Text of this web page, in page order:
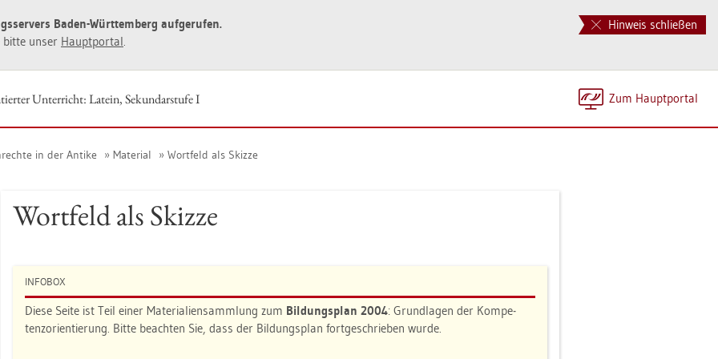
Hinweis schließen
Baden-Würt­tem­berg auf­ge­ru­fen.
bitte unser Haupt­por­tal.
Zum Haupt­por­tal
Un­ter­richt: La­tein, Se­kun­dar­stu­fe I
in der An­ti­ke Ma­te­ri­al Wort­feld als Skiz­ze
Wort­feld als Skiz­ze
IN­FO­BOX
Diese Seite ist Teil einer Ma­te­ria­li­en­samm­lung zum Bil­dungs­plan 2004: Grund­la­gen der Kom­pe­
tenz­ori­en­tie­rung. Bitte be­ach­ten Sie, dass der Bil­dungs­plan fort­ge­schrie­ben wurde.